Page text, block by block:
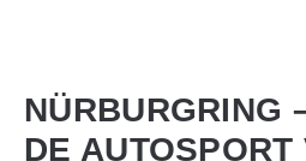
NÜRBURGRING
DE AUTOSPORT